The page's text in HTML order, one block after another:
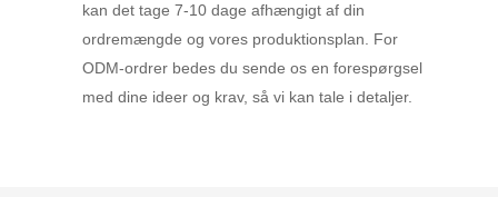
kan det tage 7-10 dage afhængigt af din
ordremængde og vores produktionsplan. For
ODM-ordrer bedes du sende os en forespørgsel
med dine ideer og krav, så vi kan tale i detaljer.